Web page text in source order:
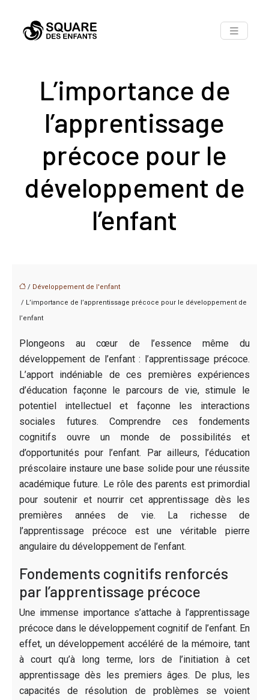
L’importance de
l’apprentissage
précoce pour le
développement de
l’enfant
/ Développement de l'enfant
/ L’importance de l’apprentissage précoce pour le développement de
l’enfant
Plongeons au cœur de l’essence même du
développement de l’enfant : l’apprentissage précoce.
L’apport indéniable de ces premières expériences
d’éducation façonne le parcours de vie, stimule le
potentiel intellectuel et façonne les interactions
sociales futures. Comprendre ces fondements
cognitifs ouvre un monde de possibilités et
d’opportunités pour l’enfant. Par ailleurs, l’éducation
préscolaire instaure une base solide pour une réussite
académique future. Le rôle des parents est primordial
pour soutenir et nourrir cet apprentissage dès les
premières années de vie. La richesse de
l’apprentissage précoce est une véritable pierre
angulaire du développement de l’enfant.
Fondements cognitifs renforcés
par l’apprentissage précoce
Une immense importance s’attache à l’apprentissage
précoce dans le développement cognitif de l’enfant. En
effet, un développement accéléré de la mémoire, tant
à court qu’à long terme, lors de l’initiation à cet
apprentissage dès les premiers âges. De plus, les
capacités de résolution de problèmes se voient